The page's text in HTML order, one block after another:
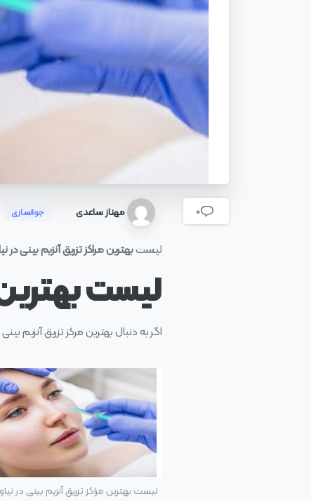
0 مهناز ساعدی جوانسازی
لیستبهترین مراکز تزریق آنزیم بینی در
لیست بهترین
اگر به دنبال بهترین مرکز تزریق آنزیم
لیست بهترین مراکز تزریق آنزیم بینی در